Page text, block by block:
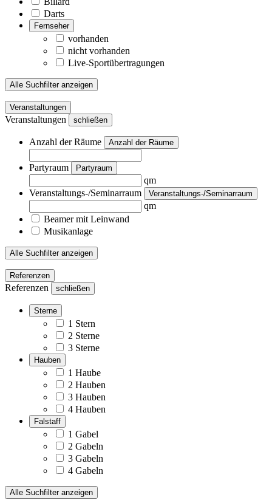
Darts
Fernseher
vorhanden
nicht vorhanden
Live-Sportübertragungen
Alle Suchfilter anzeigen
Veranstaltungen
Veranstaltungen schließen
Anzahl der Räume Anzahl der Räume
Partyraum Partyraum
qm
Veranstaltungs-/Seminarraum
Veranstaltungs-/Seminarraum
qm
Beamer mit Leinwand
Musikanlage
Alle Suchfilter anzeigen
Referenzen
Referenzen schließen
Sterne
1 Stern
2 Sterne
3 Sterne
Hauben
1 Haube
2 Hauben
3 Hauben
4 Hauben
Falstaff
1 Gabel
2 Gabeln
3 Gabeln
4 Gabeln
Alle Suchfilter anzeigen